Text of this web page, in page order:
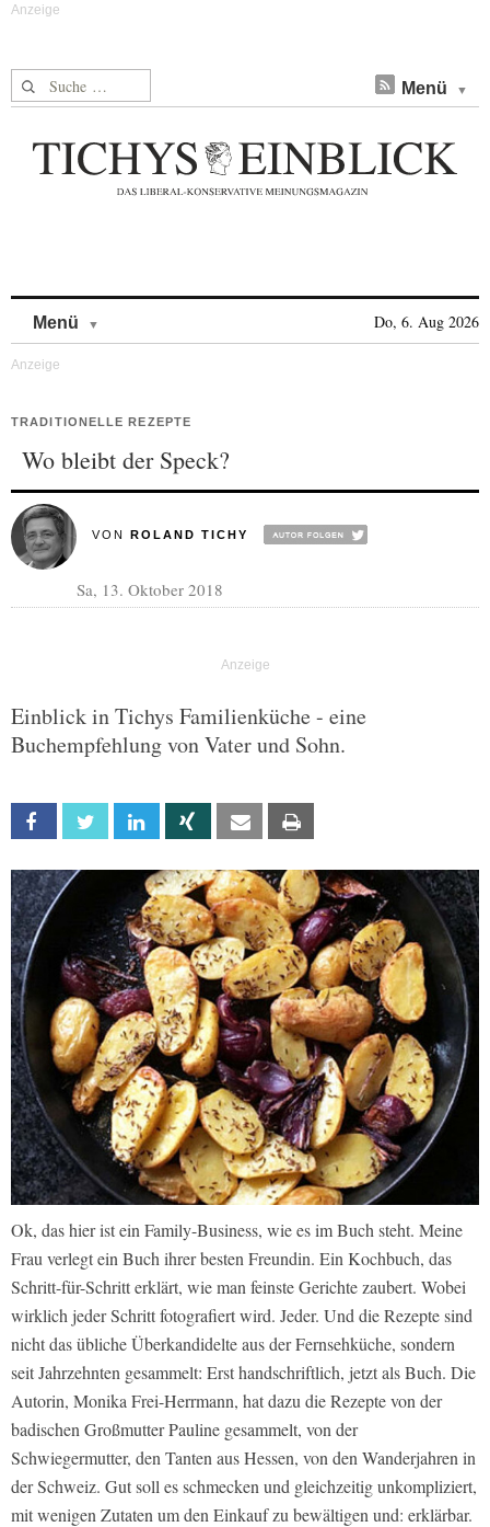
Suche nach: Menü
Menü Do, 6. Aug 2026
TRADITIONELLE REZEPTE
Wo bleibt der Speck?
VON ROLAND TICHY
Sa, 13. Oktober 2018
Einblick in Tichys Familienküche - eine
Buchempfehlung von Vater und Sohn.
Facebook Twitter Linkedin Xing Email
Ok, das hier ist ein Family-Business, wie es im Buch steht. Meine
Frau verlegt ein Buch ihrer besten Freundin. Ein Kochbuch, das
Schritt-für-Schritt erklärt, wie man feinste Gerichte zaubert. Wobei
wirklich jeder Schritt fotografiert wird. Jeder. Und die Rezepte sind
nicht das übliche Überkandidelte aus der Fernsehküche, sondern
seit Jahrzehnten gesammelt: Erst handschriftlich, jetzt als Buch. Die
Autorin, Monika Frei-Herrmann, hat dazu die Rezepte von der
badischen Großmutter Pauline gesammelt, von der
Schwiegermutter, den Tanten aus Hessen, von den Wanderjahren in
der Schweiz. Gut soll es schmecken und gleichzeitig unkompliziert,
mit wenigen Zutaten um den Einkauf zu bewältigen und: erklärbar.